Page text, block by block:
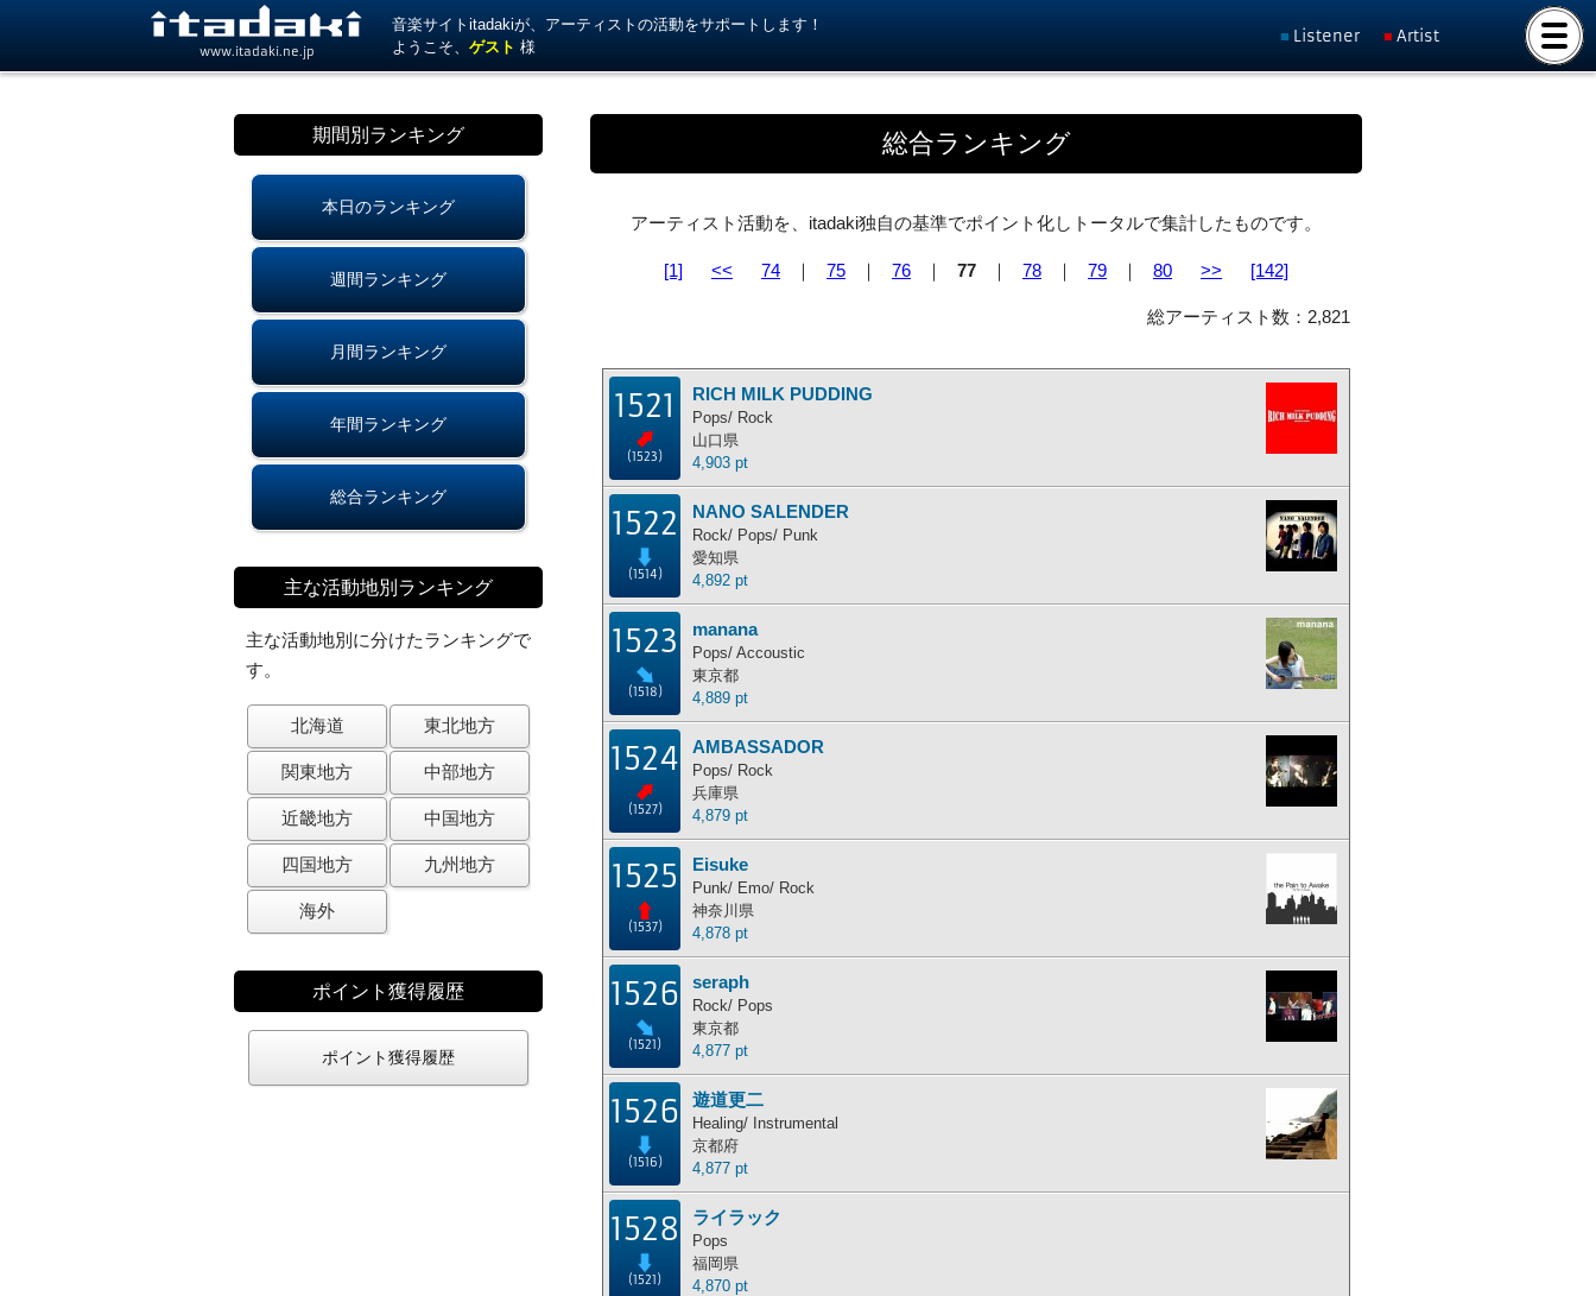
www.itadaki.ne.jp
音楽サイトitadakiが、アーティストの活動をサポートします！
ようこそ、ゲスト 様
Listener Artist
期間別ランキング
本日のランキング
週間ランキング
月間ランキング
年間ランキング
総合ランキング
主な活動地別ランキング
主な活動地別に分けたランキングで
す。
北海道 東北地方
関東地方 中部地方
近畿地方 中国地方
四国地方 九州地方
海外
ポイント獲得履歴
ポイント獲得履歴
総合ランキング
アーティスト活動を、itadaki独自の基準でポイント化しトータルで集計したものです。
[1] << 74 ｜ 75 ｜ 76 ｜ 77 ｜ 78 ｜ 79 ｜ 80 >> [142]
総アーティスト数：2,821
1521
(1523)
RICH MILK PUDDING
Pops/ Rock
山口県
4,903 pt
1522
(1514)
NANO SALENDER
Rock/ Pops/ Punk
愛知県
4,892 pt
1523
(1518)
manana
Pops/ Accoustic
東京都
4,889 pt
1524
(1527)
AMBASSADOR
Pops/ Rock
兵庫県
4,879 pt
1525
(1537)
Eisuke
Punk/ Emo/ Rock
神奈川県
4,878 pt
1526
(1521)
seraph
Rock/ Pops
東京都
4,877 pt
1526
(1516)
遊道更二
Healing/ Instrumental
京都府
4,877 pt
1528
(1521)
ライラック
Pops
福岡県
4,870 pt